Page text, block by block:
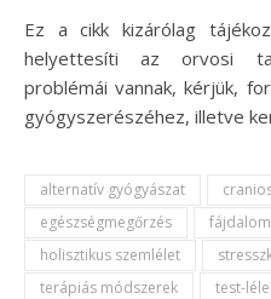
Ez a cikk kizárólag
helyettesíti az orvosi
problémái vannak, kérjük,
gyógyszerészéhez, illetve
alternatív gyógyászat
egészségmegőrzés
holisztikus szemlélet
terápiás módszerek
test-